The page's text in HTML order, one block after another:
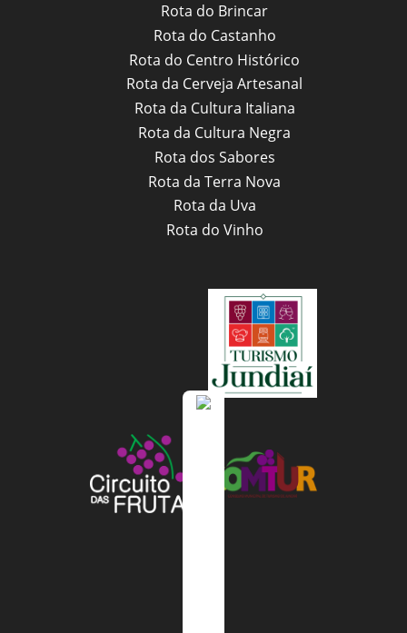
Rota do Brincar
Rota do Castanho
Rota do Centro Histórico
Rota da Cerveja Artesanal
Rota da Cultura Italiana
Rota da Cultura Negra
Rota dos Sabores
Rota da Terra Nova
Rota da Uva
Rota do Vinho